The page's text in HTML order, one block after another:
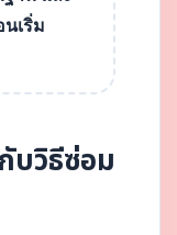
เริ่ม
บวิธีซ่อม